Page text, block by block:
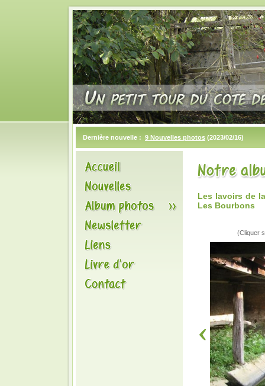
Dernière nouvelle : 9 Nouvelles photos (2023/02/16)
Les lavoirs de
Les Bourbons
(Cliquer